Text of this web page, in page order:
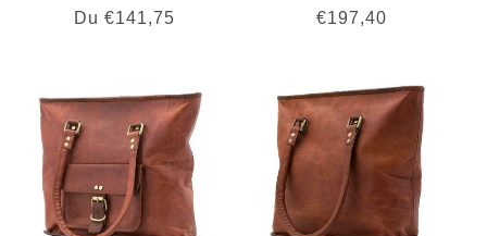
Prix
Du €141,75
Prix
€197,40